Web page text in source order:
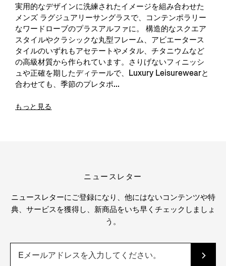
実用的なデザインに洗練されたイメージを組み合わせた
メンズ ラグジュアリーサングラスで、コンテンポラリー
なワードローブのプラスアルファに。 構造的なスクエア
スタイルやクラシックな丸型フレーム、アビエータース
タイルのいずれもアセテートやメタル、チタニウムなど
の高級材質から作られています。さりげないフィニッシ
ュや正確を期したディテールで、Luxury Leisurewearと
合わせても、季節のプレタポ...
もっと見る
ニュースレター
ニュースレターにご登録になり、他にはないコンテンツや特
典、サービスを獲得し、新商品をいち早くチェックしましょ
う。